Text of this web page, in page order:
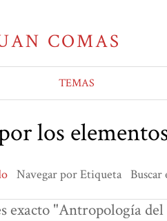
TEMAS
los
Navegar por Etiqueta Buscar
exacto "Antropología